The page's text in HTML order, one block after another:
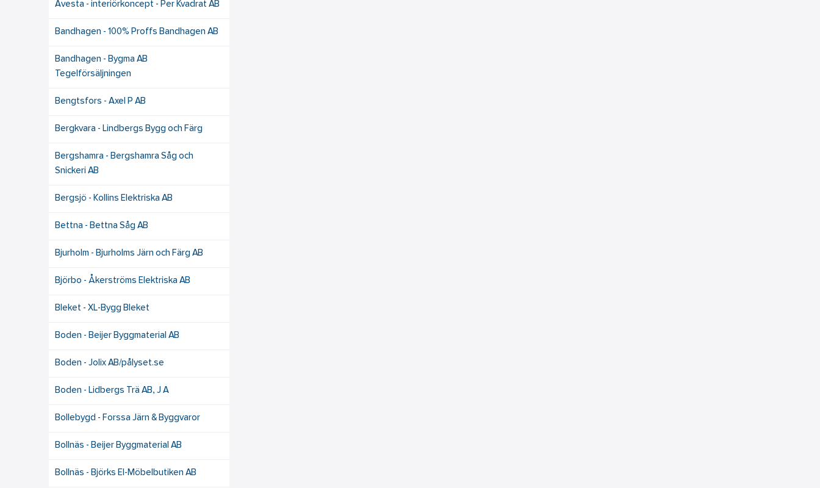
Avesta - interiörkoncept - Per Kvadrat AB
Bandhagen - 100% Proffs Bandhagen AB
Bandhagen - Bygma AB
Tegelförsäljningen
Bengtsfors - Axel P AB
Bergkvara - Lindbergs Bygg och Färg
Bergshamra - Bergshamra Såg och
Snickeri AB
Bergsjö - Kollins Elektriska AB
Bettna - Bettna Såg AB
Bjurholm - Bjurholms Järn och Färg AB
Björbo - Åkerströms Elektriska AB
Bleket - XL-Bygg Bleket
Boden - Beijer Byggmaterial AB
Boden - Jolix AB/pålyset.se
Boden - Lidbergs Trä AB, J A
Bollebygd - Forssa Järn & Byggvaror
Bollnäs - Beijer Byggmaterial AB
Bollnäs - Björks El-Möbelbutiken AB